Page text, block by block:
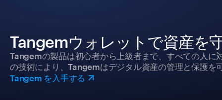
Tangemウォレットで資産を
Tangemの製品は初心者から上級者まで、すべての人に
の技術により、Tangemはデジタル資産の管理と保護を
Tangem を入手する